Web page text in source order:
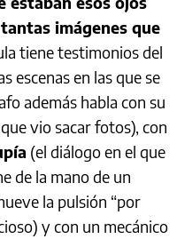
imágenes que
tiene testimonios del
escenas en las que se
además habla con su
vio sacar fotos), con
(el diálogo en el que
de la mano de un
la pulsión “por
y con un mecánico